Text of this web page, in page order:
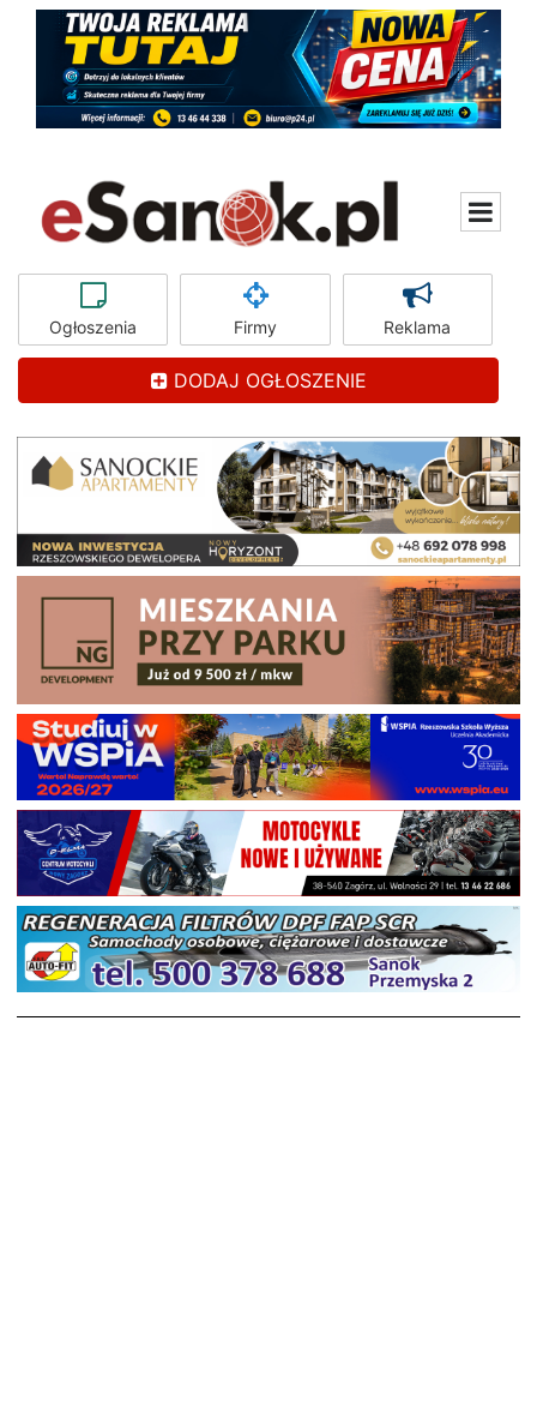
Ogłoszenia Firmy Reklama
DODAJ OGŁOSZENIE